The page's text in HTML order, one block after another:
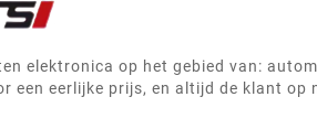
elektronica op het gebied van:
een eerlijke prijs, en altijd de klant op